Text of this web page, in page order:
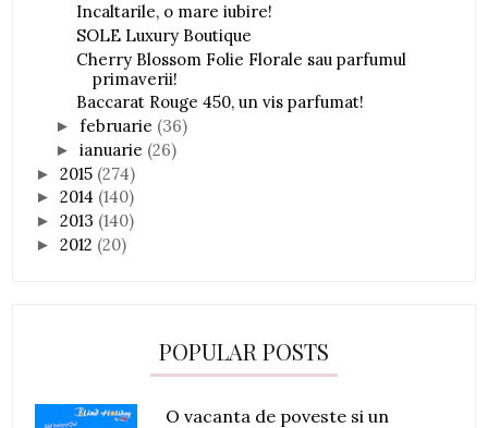
Incaltarile, o mare iubire!
SOLE Luxury Boutique
Cherry Blossom Folie Florale sau parfumul
primaverii!
Baccarat Rouge 450, un vis parfumat!
►februarie (36)
►ianuarie (26)
►2015 (274)
►2014 (140)
►2013 (140)
►2012 (20)
POPULAR POSTS
O vacanta de poveste si un